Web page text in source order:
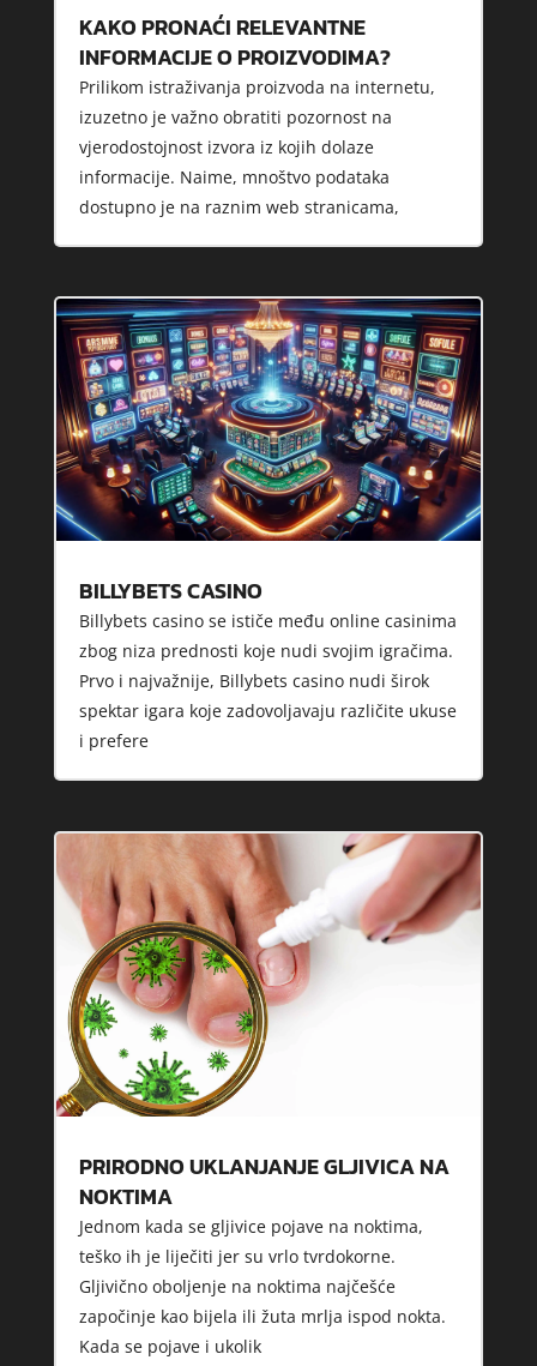
KAKO PRONAĆI RELEVANTNE
INFORMACIJE O PROIZVODIMA?
Prilikom istraživanja proizvoda na internetu,
izuzetno je važno obratiti pozornost na
vjerodostojnost izvora iz kojih dolaze
informacije. Naime, mnoštvo podataka
dostupno je na raznim web stranicama,
BILLYBETS CASINO
Billybets casino se ističe među online casinima
zbog niza prednosti koje nudi svojim igračima.
Prvo i najvažnije, Billybets casino nudi širok
spektar igara koje zadovoljavaju različite ukuse
i prefere
PRIRODNO UKLANJANJE GLJIVICA NA
NOKTIMA
Jednom kada se gljivice pojave na noktima,
teško ih je liječiti jer su vrlo tvrdokorne.
Gljivično oboljenje na noktima najčešće
započinje kao bijela ili žuta mrlja ispod nokta.
Kada se pojave i ukolik